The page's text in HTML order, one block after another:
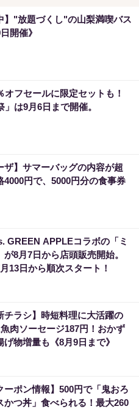
】"放題づくし"の山梨満喫バス
開催》
オフセールに限定セットも！
」は9月6日まで開催。
ザ】サマーバッグの内容が超
4000円で、5000円分の食事券
GREEN APPLEコラボの「ミ
8月7日から店頭販売開始。
13日から順次スタート！
チラシ】時短料理に大活躍の
肉ソーセージ187円！おかず
物増量も《8月9日まで》
ーポン情報】500円で「鬼おろ
かつ丼」食べられる！最大260